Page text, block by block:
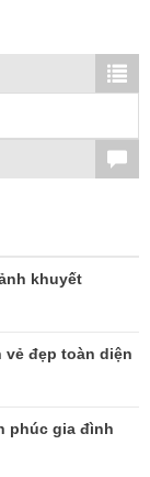
khuyết
đẹp toàn diện
phúc gia đình